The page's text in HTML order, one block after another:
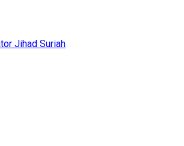
Jihad Suriah